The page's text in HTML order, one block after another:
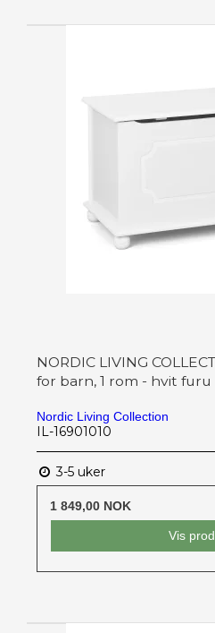
NORDIC LIVING
for barn, 1 rom - hvit furu
Nordic Living Collection
IL-16901010
3-5 uker
1 849,00 NOK
Vis